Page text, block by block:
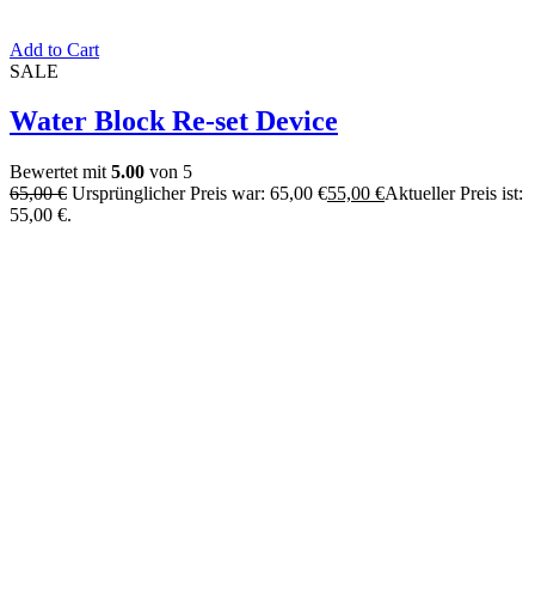
Add to Cart
SALE
Water Block Re-set Device
Bewertet mit 5.00 von 5
65,00€ Ursprünglicher Preis war: 65,00 €55,00 €Aktueller Preis ist:
55,00 €.